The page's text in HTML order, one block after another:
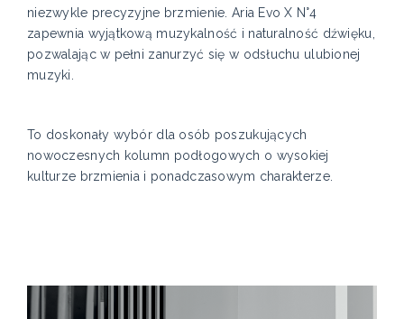
niezwykle precyzyjne brzmienie. Aria Evo X N°4
zapewnia wyjątkową muzykalność i naturalność dźwięku,
pozwalając w pełni zanurzyć się w odsłuchu ulubionej
muzyki.
To doskonały wybór dla osób poszukujących
nowoczesnych kolumn podłogowych o wysokiej
kulturze brzmienia i ponadczasowym charakterze.